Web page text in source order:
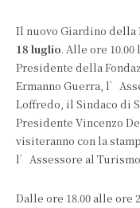
Il nuovo Giardino della
18 luglio. Alle ore
Presidente della
Ermanno Guerra,
Loffredo, il Sindaco di
Presidente Vincenzo
visiteranno con la
l’Assessore al
Dalle ore 18.00 alle